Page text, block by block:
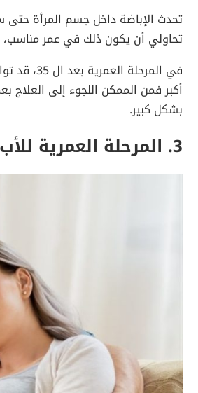
تحدث الإباضة داخل جسم المرأة حتى
تحاولي أن يكون ذلك في عمر مناسب، أي
في
أكبر فمن الممكن اللجوء إلى العلاج
بشكل كبير.
3. المرحلة العمرية للأب